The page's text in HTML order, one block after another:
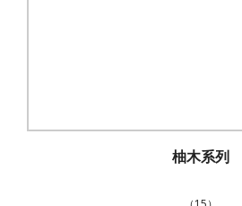
柚木系列